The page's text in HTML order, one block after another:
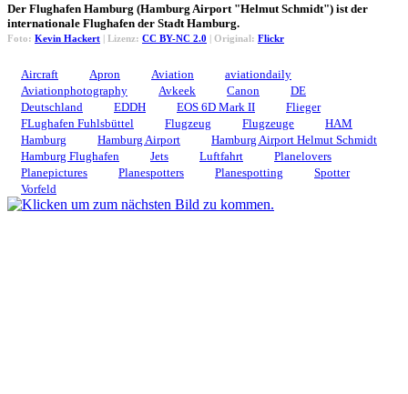
Der Flughafen Hamburg (Hamburg Airport "Helmut Schmidt") ist der
internationale Flughafen der Stadt Hamburg.
Foto: Kevin Hackert | Lizenz: CC BY-NC 2.0 | Original: Flickr
Aircraft Apron Aviation
aviationdaily
Aviationphotography
Avkeek Canon
DE
Deutschland
EDDH EOS 6D Mark II
Flieger
FLughafen Fuhlsbüttel
Flugzeug Flugzeuge
HAM
Hamburg
Hamburg Airport
Hamburg Airport Helmut Schmidt
Hamburg Flughafen
Jets Luftfahrt
Planelovers
Planepictures
Planespotters Planespotting
Spotter
Vorfeld